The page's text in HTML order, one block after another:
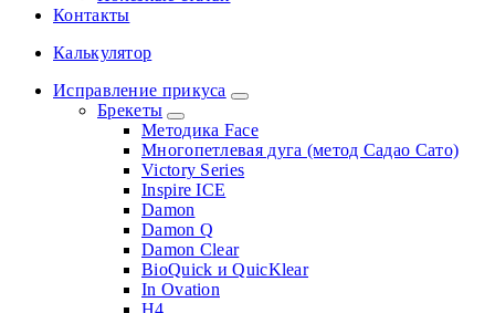
Контакты
Калькулятор
Исправление прикуса
Брекеты
Методика Face
Многопетлевая дуга (метод Садао Сато)
Victory Series
Inspire ICE
Damon
Damon Q
Damon Clear
BioQuick и QuicKlear
In Ovation
H4